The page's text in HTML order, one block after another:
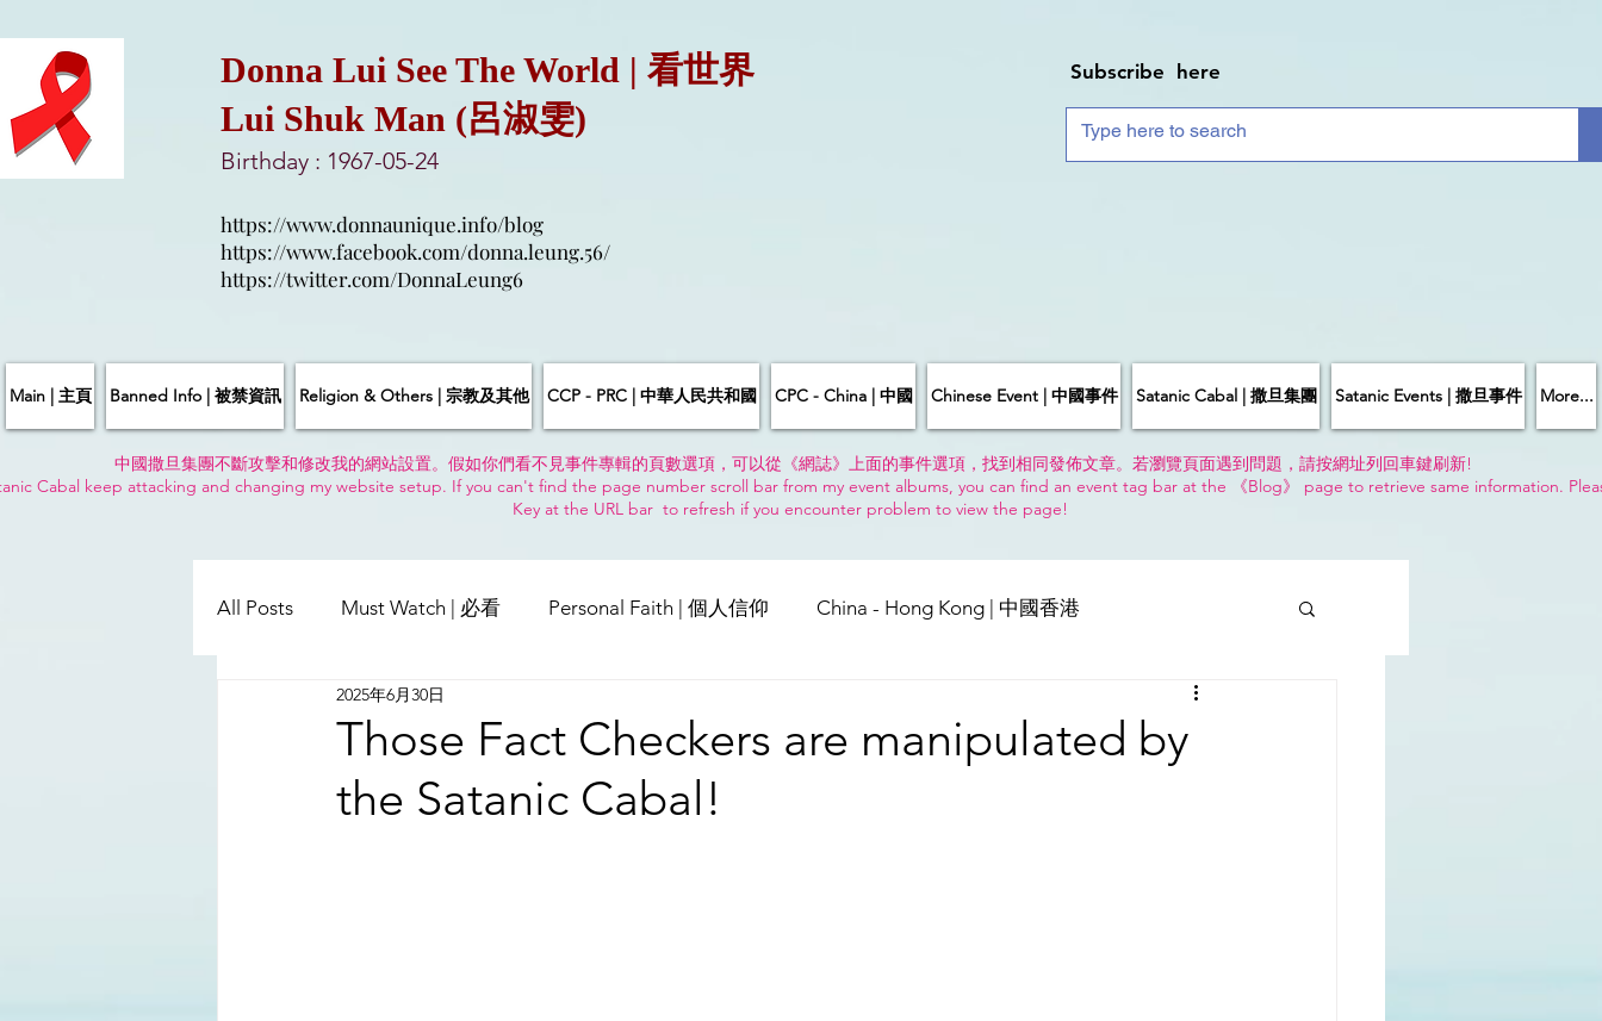
Donna Lui See The World | 看世界
Lui Shuk Man (呂淑雯)
Birthday : 1967-05-24
https://www.donnaunique.info/blog
https://www.facebook.com/donna.leung.56/
https://twitter.com/DonnaLeung6
Subscribe here
Main | 主頁 Banned Info | 被禁資訊 Religion & Others | 宗教及其他 CCP - PRC | 中華人民共和國 CPC - China | 中國 Chinese Event | 中國事件 Satanic Cabal | 撒旦集團 Satanic Events | 撒旦事件 More...
中國撒旦集團不斷攻擊和修改我的網站設置。假如你們看不見事件專輯的頁數選項，可以從《網誌》上面的事件選項，找到相同發佈文章。若瀏覽頁面遇到問題，請按網址列回車鍵刷新!
Cabal keep attacking and changing my website setup. If you can't find the page number scroll bar from my event albums, you can find an event tag bar at the 《Blog》 page to retrieve same information.
Key at the URL bar to refresh if you encounter problem to view the page!
All Posts Must Watch | 必看 Personal Faith | 個人信仰 China - Hong Kong | 中國香港
China - Taiwan | 中國臺灣
Satanic Cabals | 撒旦集團 USA | 美國 Pandemic & Health | 流行病 & 健康
Those Fact Checkers are manipulated by
the Satanic Cabal!
2025年6月30日